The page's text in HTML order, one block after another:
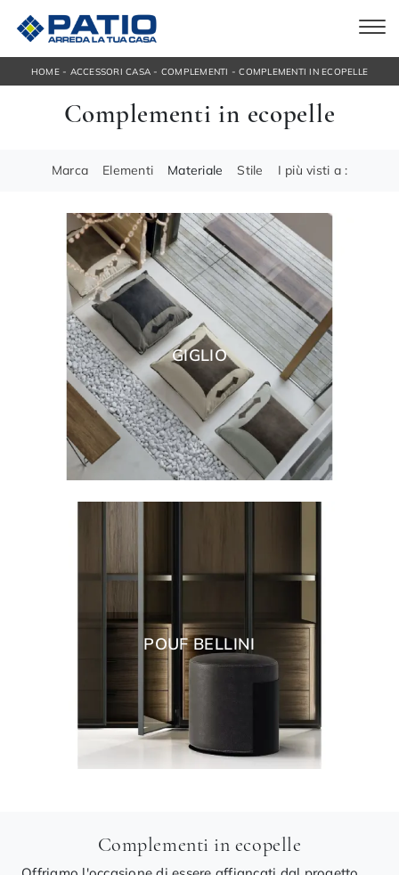
HOME- ACCESSORI CASA - COMPLEMENTI -COMPLEMENTI IN ECOPELLE
Complementi in ecopelle
Marca Elementi Materiale Stile I più visti a :
GIGLIO
POUF BELLINI
Complementi in ecopelle